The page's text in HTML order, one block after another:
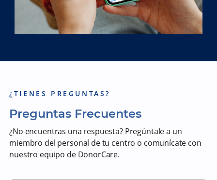
¿TIENES PREGUNTAS?
Preguntas Frecuentes
¿No encuentras una respuesta? Pregúntale a un
miembro del personal de tu centro o comunícate con
nuestro equipo de DonorCare.